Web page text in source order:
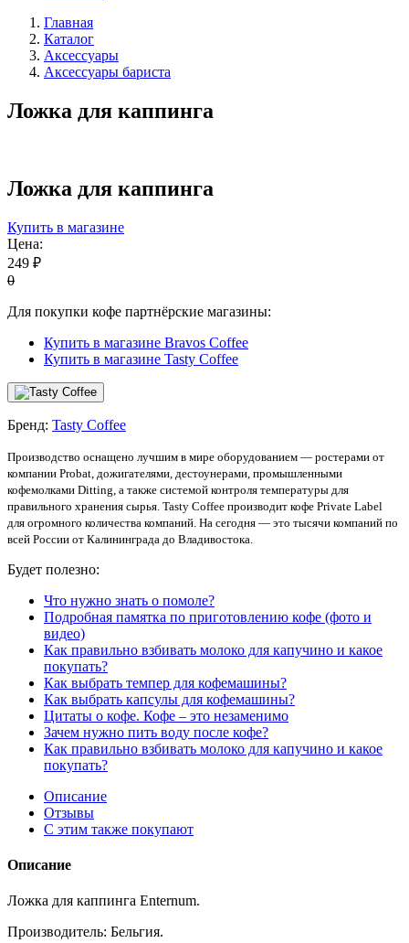
Главная
Каталог
Аксессуары
Аксессуары бариста
Ложка для каппинга
Ложка для каппинга
Купить в магазине
Цена:
249 ₽
0
Для покупки кофе партнёрские магазины:
Купить в магазине Bravos Coffee
Купить в магазине Tasty Coffee
Бренд: Tasty Coffee
Производство оснащено лучшим в мире оборудованием — ростерами от
компании Probat, дожигателями, дестоунерами, промышленными
кофемолками Ditting, а также системой контроля температуры для
правильного хранения сырья. Tasty Coffee производит кофе Private Label
для огромного количества компаний. На сегодня — это тысячи компаний по
всей России от Калининграда до Владивостока.
Будет полезно:
Что нужно знать о помоле?
Подробная памятка по приготовлению кофе (фото и
видео)
Как правильно взбивать молоко для капучино и какое
покупать?
Как выбрать темпер для кофемашины?
Как выбрать капсулы для кофемашины?
Цитаты о кофе. Кофе – это незаменимо
Зачем нужно пить воду после кофе?
Как правильно взбивать молоко для капучино и какое
покупать?
Описание
Отзывы
С этим также покупают
Описание
Ложка для каппинга Enternum.
Производитель: Бельгия.